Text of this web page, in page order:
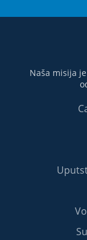
Naša misija